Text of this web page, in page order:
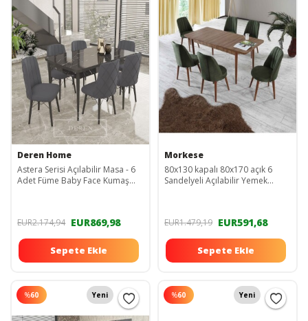
Deren Home
Astera Serisi Açılabilir Masa - 6
Adet Füme Baby Face Kumaş
EUR2.174,94 EUR869,98
Sepete Ekle
Morkese
80x130 kapalı 80x170 açık 6
Sandelyeli Açılabilir Yemek
EUR1.479,19 EUR591,68
Sepete Ekle
%60 Yeni %60 Yeni